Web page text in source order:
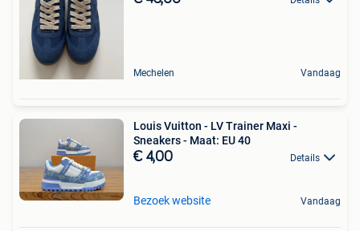
Mechelen Vandaag
Louis Vuitton - LV Trainer Maxi -
Sneakers - Maat: EU 40
€ 4,00 Details
Bezoek website Vandaag